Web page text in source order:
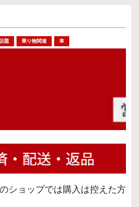
題 乗り物関連 車
ショップでは購入は控えた方